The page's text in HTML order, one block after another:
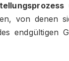
von denen
endgültigen